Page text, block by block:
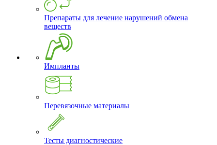
Препараты для лечение нарушений обмена
веществ
Импланты
Перевязочные материалы
Тесты диагностические